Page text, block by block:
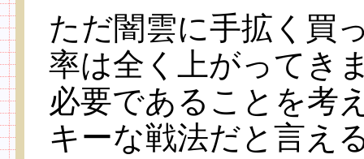
ただ闇雲に手拡く買
率は全く上がってき
必要であることを考
キーな戦法だと言え